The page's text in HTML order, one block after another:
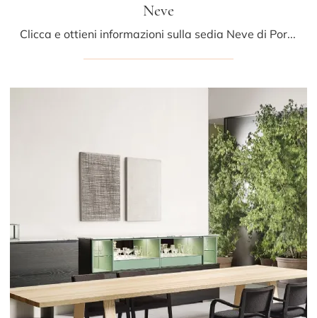
Neve
Clicca e ottieni informazioni sulla sedia Neve di Porro in legno: le più originali Sedie fisse moderne ti attendono.